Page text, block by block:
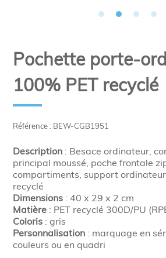
Référence : BEW-CGB1951
Pochette porte-
100% PET recyclé
Description : Besace ordinateur,
principal moussé, poche frontale
compartiments, support
recyclé
Dimensions : 40 x 29 x 2 cm
Matière : PET recyclé 300D/PU
Coloris : gris
Personnalisation : marquage en
couleurs ou en quadri